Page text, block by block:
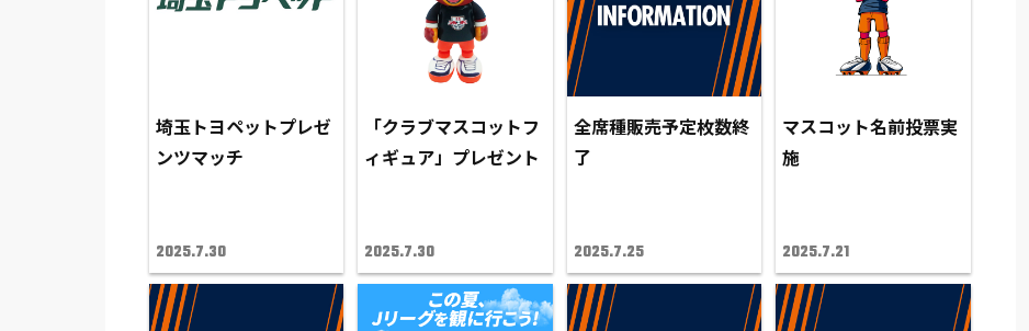
埼玉トヨペットプレゼ
ンツマッチ
2025.7.30
「クラブマスコットフ
ィギュア」プレゼント
2025.7.30
全席種販売予定枚数終
了
2025.7.25
マスコット名前投票実
施
2025.7.21